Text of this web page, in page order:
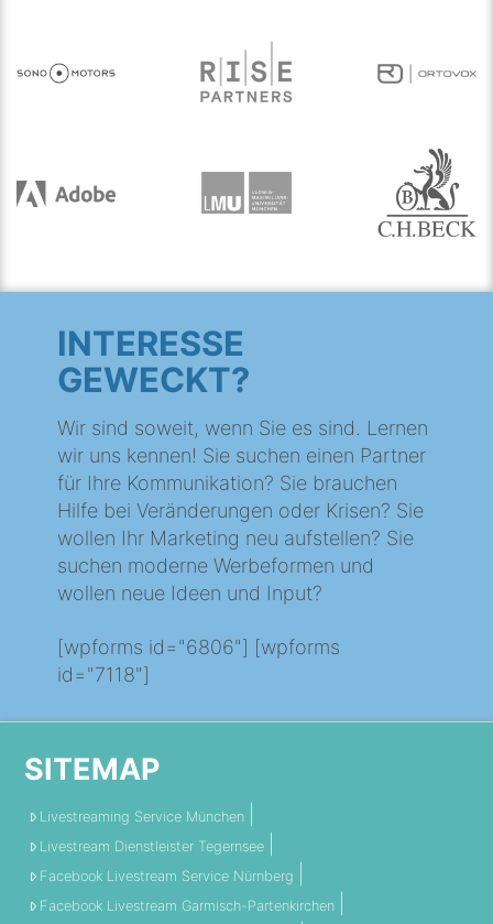
INTERESSE
GEWECKT?
Wir sind soweit, wenn Sie es sind. Lernen
wir uns kennen! Sie suchen einen Partner
für Ihre Kommunikation? Sie brauchen
Hilfe bei Veränderungen oder Krisen? Sie
wollen Ihr Marketing neu aufstellen? Sie
suchen moderne Werbeformen und
wollen neue Ideen und Input?
[wpforms id="6806"] [wpforms
id="7118"]
SITEMAP
Livestreaming Service München
Livestream Dienstleister Tegernsee
Facebook Livestream Service Nürnberg
Facebook Livestream Garmisch-Partenkirchen